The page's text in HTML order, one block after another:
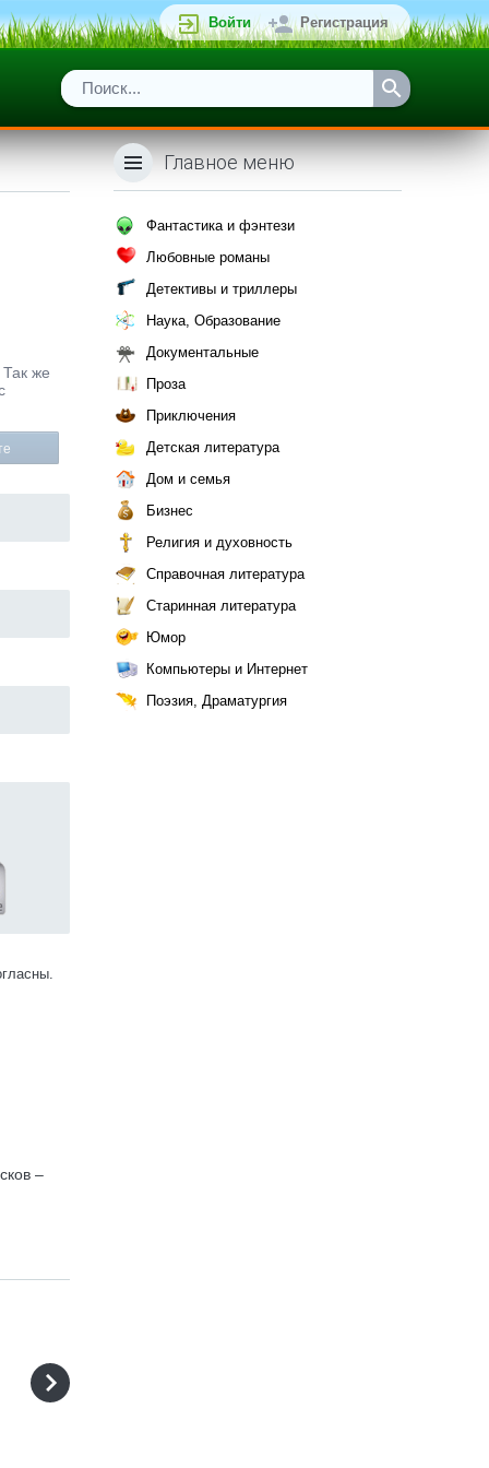
Войти Регистрация
же
–
Главное меню
Фантастика и фэнтези
Любовные романы
Детективы и триллеры
Наука, Образование
Документальные
Проза
Приключения
Детская литература
Дом и семья
Бизнес
Религия и духовность
Справочная литература
Старинная литература
Юмор
Компьютеры и Интернет
Поэзия, Драматургия